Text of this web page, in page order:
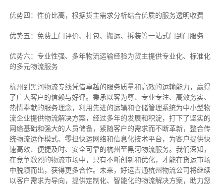
优势四：性价比高，根据货主需求分析结合优质的服务透明收费
优势五：免费上门评价、打包、搬运、拆装等一站式门到门服务
优势六：专业性强、多年物流运输经验为货主提供专业化、标准化
的多元物流服务
杭州到黑河物流专线凭借卓越的服务质量和高效的运输能力，赢得
了广大客户的信赖与好评。 秉承以客为尊、专业专注、高效务实、
热情奉献的服务理念，利用先进的运输和仓储管理系统为中小型物
流企业提供物流解决方案，经过多年的发展和积淀，打下了坚实的
网络基础和强大的人员储备，紧随客户的需求而不断革新，整合传
统物流运作模式、零担快运网络和信息化技术平台，为客户提供快
速高效、便捷及时、安全可靠的杭州至黑河物流服务。 我们深知，
在竞争激烈的物流市场中，只有不断创新和优化，才能在货运市场
中脱颖而出，获得更多合作。 未来，好运吉通杭州物流公司将继续
以客户需求为导向，提供定制化、智能化的物流解决方案，助力您